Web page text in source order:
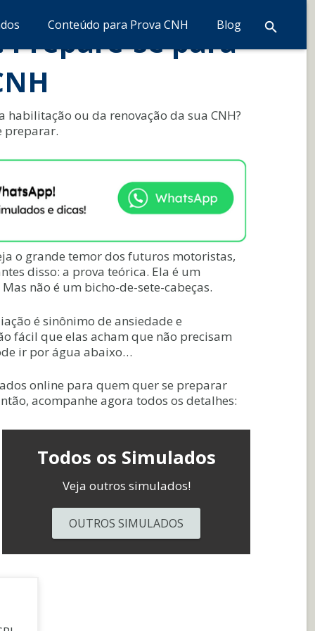
Conteúdo para Prova CNH Blog
Prepare-se para
ou da renovação da sua CNH?
preparar.
o grande temor dos futuros motoristas,
disso: a prova teórica. Ela é um
não é um bicho-de-sete-cabeças.
é sinônimo de ansiedade e
fácil que elas acham que não precisam
ir por água abaixo…
online para quem quer se preparar
acompanhe agora todos os detalhes:
Todos os Simulados
Veja outros simulados!
OUTROS SIMULADOS